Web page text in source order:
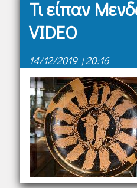
Τι είπαν
VIDEO
14/12/2019 | 20:16